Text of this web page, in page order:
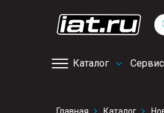
Каталог Сервис
Снегоходы
Квадроциклы
Главная Каталог